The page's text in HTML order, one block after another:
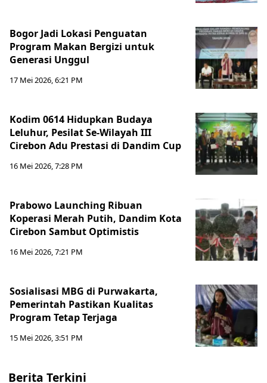
Bogor Jadi Lokasi Penguatan
Program Makan Bergizi untuk
Generasi Unggul
17 Mei 2026, 6:21 PM
Kodim 0614 Hidupkan Budaya
Leluhur, Pesilat Se-Wilayah III
Cirebon Adu Prestasi di Dandim Cup
16 Mei 2026, 7:28 PM
Prabowo Launching Ribuan
Koperasi Merah Putih, Dandim Kota
Cirebon Sambut Optimistis
16 Mei 2026, 7:21 PM
Sosialisasi MBG di Purwakarta,
Pemerintah Pastikan Kualitas
Program Tetap Terjaga
15 Mei 2026, 3:51 PM
Berita Terkini